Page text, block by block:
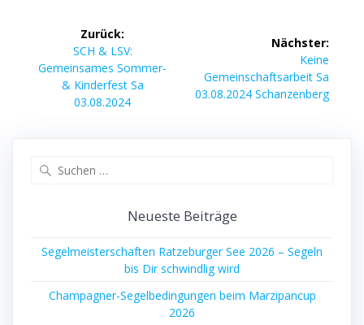
Beitragsnavigation
Zurück:
Vorheriger
Beitrag:
SCH & LSV:
Gemeinsames Sommer-
& Kinderfest Sa
03.08.2024
Nächster:
Nächster
Beitrag:
Keine
Gemeinschaftsarbeit Sa
03.08.2024 Schanzenberg
Neueste Beiträge
Segelmeisterschaften Ratzeburger See 2026 – Segeln
bis Dir schwindlig wird
Champagner-Segelbedingungen beim Marzipancup
2026